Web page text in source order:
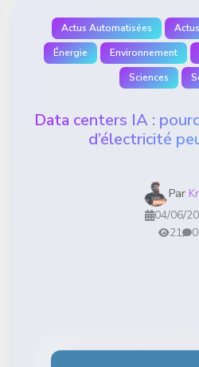
Actus Automatisées
Énergie
Environnement
Sciences
Data centers IA :
d’électricité
Par
04/06/
21
0